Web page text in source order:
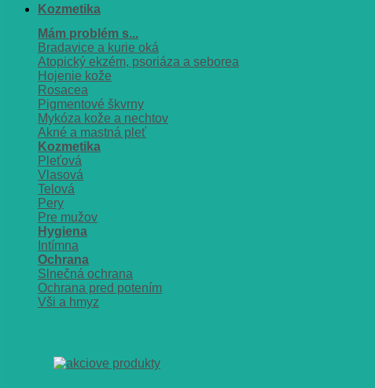
Kozmetika
Mám problém s...
Bradavice a kurie oká
Atopický ekzém, psoriáza a seborea
Hojenie kože
Rosacea
Pigmentové škvrny
Mykóza kože a nechtov
Akné a mastná pleť
Kozmetika
Pleťová
Vlasová
Telová
Pery
Pre mužov
Hygiena
Intímna
Ochrana
Slnečná ochrana
Ochrana pred potením
Vši a hmyz